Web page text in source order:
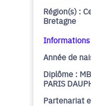
Région(s) :
Bretagne
Année de
Diplôme :
PARIS
Partenariat